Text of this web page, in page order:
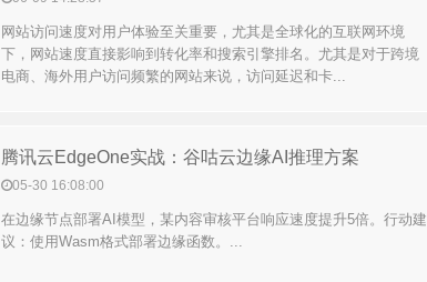
网站访问速度对用户体验至关重要，尤其是全球化的互联网环境
下，网站速度直接影响到转化率和搜索引擎排名。尤其是对于跨境
电商、海外用户访问频繁的网站来说，访问延迟和卡...
腾讯云EdgeOne实战：谷咕云边缘AI推理方案
05-30 16:08:00
在边缘节点部署AI模型，某内容审核平台响应速度提升5倍。行动建
议：使用Wasm格式部署边缘函数。...